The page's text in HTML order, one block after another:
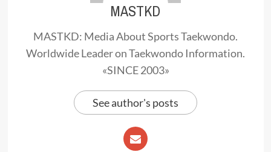
MASTKD
MASTKD: Media About Sports Taekwondo.
Worldwide Leader on Taekwondo Information.
«SINCE 2003»
See author's posts